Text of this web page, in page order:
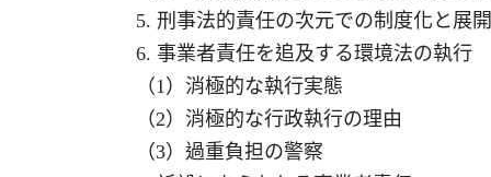
5. 刑事法的責任の次元での制度化と展開
6. 事業者責任を追及する環境法の執行
（1）消極的な執行実態
（2）消極的な行政執行の理由
（3）過重負担の警察